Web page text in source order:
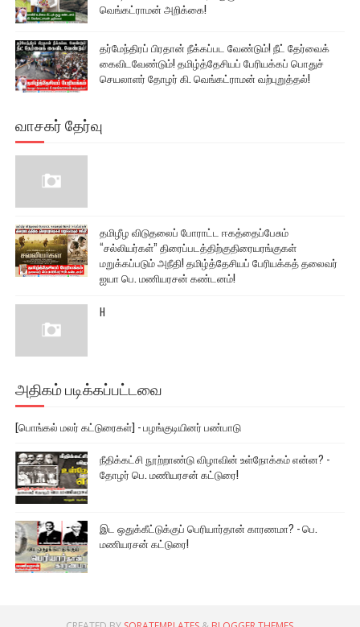
வெங்கட்ராமன் அறிக்கை!
தர்மேந்திரப் பிரதான் நீக்கப்பட வேண்டும்! நீட் தேர்வைக்
கைவிடவேண்டும்! தமிழ்த்தேசியப் பேரியக்கப் பொதுச்
செயலாளர் தோழர் கி. வெங்கட்ராமன் வற்புறுத்தல்!
வாசகர் தேர்வு
தமிழீழ விடுதலைப் போராட்ட ஈகத்தைப்பேசும்
“சல்லியர்கள்” திரைப்படத்திற்குதிரையரங்குகள்
மறுக்கப்படும் அநீதி! தமிழ்த்தேசியப் பேரியக்கத் தலைவர்
ஐயா பெ. மணியரசன் கண்டனம்!
H
அதிகம் படிக்கப்பட்டவை
[பொங்கல் மலர் கட்டுரைகள்] - பழங்குடியினர் பண்பாடு
நீதிக்கட்சி நூற்றாண்டு விழாவின் உள்நோக்கம் என்ன? -
தோழர் பெ. மணியரசன் கட்டுரை!
இட ஒதுக்கீட்டுக்குப் பெரியார்தான் காரணமா? - பெ.
மணியரசன் கட்டுரை!